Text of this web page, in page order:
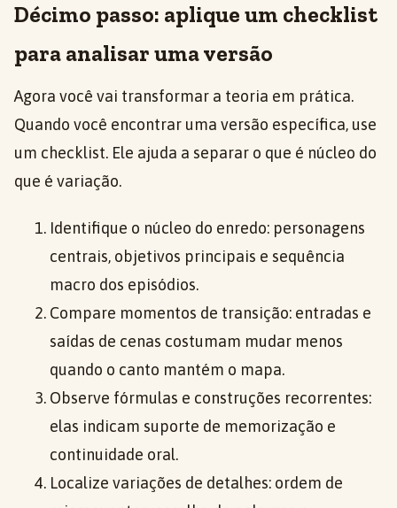
Décimo passo: aplique um checklist
para analisar uma versão
Agora você vai transformar a teoria em prática.
Quando você encontrar uma versão específica, use
um checklist. Ele ajuda a separar o que é núcleo do
que é variação.
Identifique o núcleo do enredo: personagens
centrais, objetivos principais e sequência
macro dos episódios.
Compare momentos de transição: entradas e
saídas de cenas costumam mudar menos
quando o canto mantém o mapa.
Observe fórmulas e construções recorrentes:
elas indicam suporte de memorização e
continuidade oral.
Localize variações de detalhes: ordem de